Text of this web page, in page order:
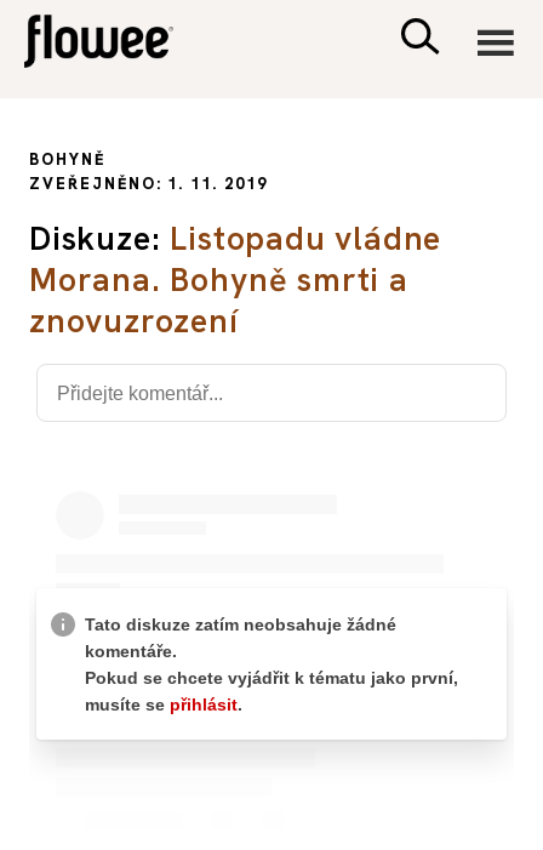
PSYCHOLOGIE
SEX A VZTAHY
BOHYNĚ
ZVEŘEJNĚNO: 1. 11. 2019
Diskuze: Listopadu vládne
Morana. Bohyně smrti a
znovuzrození